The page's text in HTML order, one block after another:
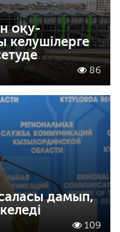
оқу-
келушілерге
86
дамып,
109